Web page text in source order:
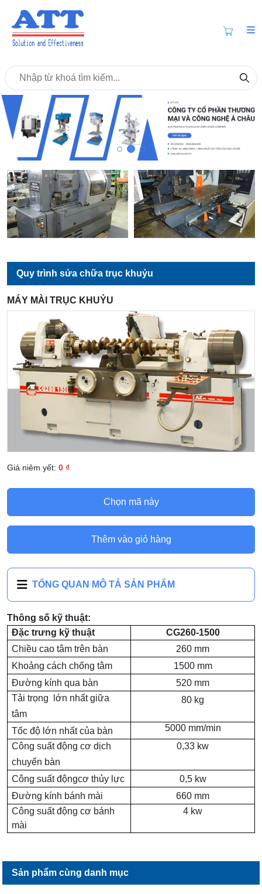
Quy trình sửa chữa trục khuỷu
MÁY MÀI TRỤC KHUỶU
Giá niêm yết: 0 ₫
Chọn mã này
Thêm vào giỏ hàng
TỔNG QUAN MÔ TẢ SẢN PHẨM
Thông số kỹ thuật:
Đặc trưng kỹ thuật
CG260-1500
Chiều cao tâm trên bàn
260 mm
Khoảng cách chống tâm
1500 mm
Đường kính qua bàn
520 mm
Tải trọng lớn nhất giữa
tâm
80 kg
Tốc độ lớn nhất của bàn
5000 mm/min
Công suất động cơ dịch
chuyển bàn
0,33 kw
Công suất độngcơ thủy lực
0,5 kw
Đường kính bánh mài
660 mm
Công suất động cơ bánh
mài
4 kw
Sản phẩm cùng danh mục